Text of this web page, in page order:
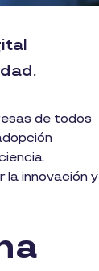
de todos
la innovación y